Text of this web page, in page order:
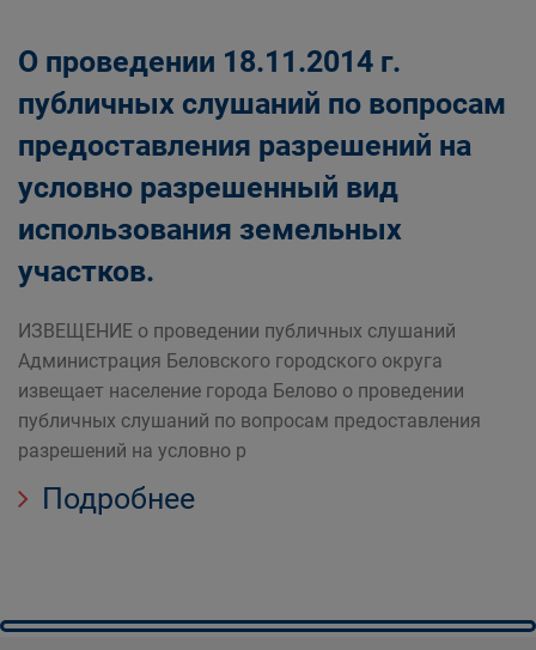
О проведении 18.11.2014 г.
публичных слушаний по вопросам
предоставления разрешений на
условно разрешенный вид
использования земельных
участков.
ИЗВЕЩЕНИЕ о проведении публичных слушаний
Администрация Беловского городского округа
извещает население города Белово о проведении
публичных слушаний по вопросам предоставления
разрешений на условно р
Подробнее